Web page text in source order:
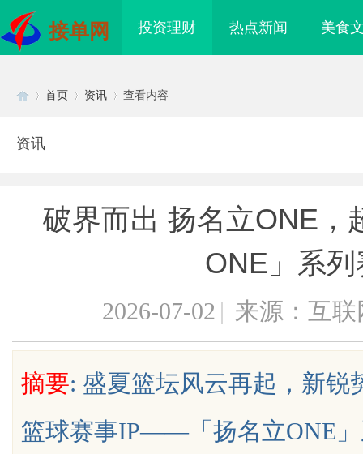
接单网 投资理财 热点新闻 美食
首页 资讯 查看内容
资讯
破界而出 扬名立ONE，
ONE」系
2026-07-02 | 来源：互联
摘要: 盛夏篮坛风云再起，新锐
篮球赛事IP——「扬名立ONE